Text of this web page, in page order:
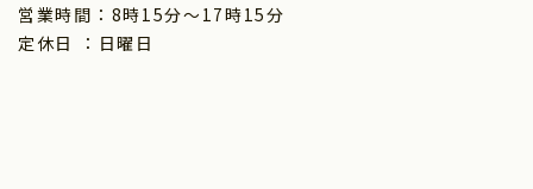
営業時間：8時15分～17時15分
定休日 ：日曜日